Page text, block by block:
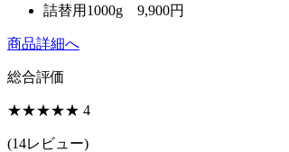
詰替用1000g 9,900円
商品詳細へ
総合評価
★★★★★ 4
(14レビュー)